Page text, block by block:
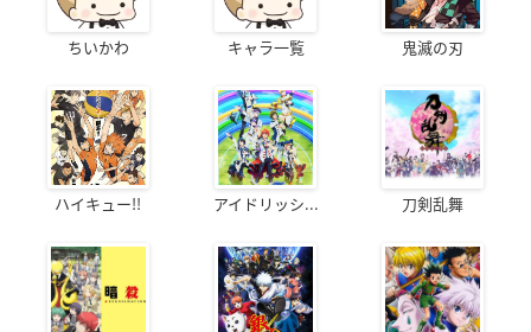
ちいかわ キャラ一覧 鬼滅の刃
ハイキュー!! アイドリッシ... 刀剣乱舞